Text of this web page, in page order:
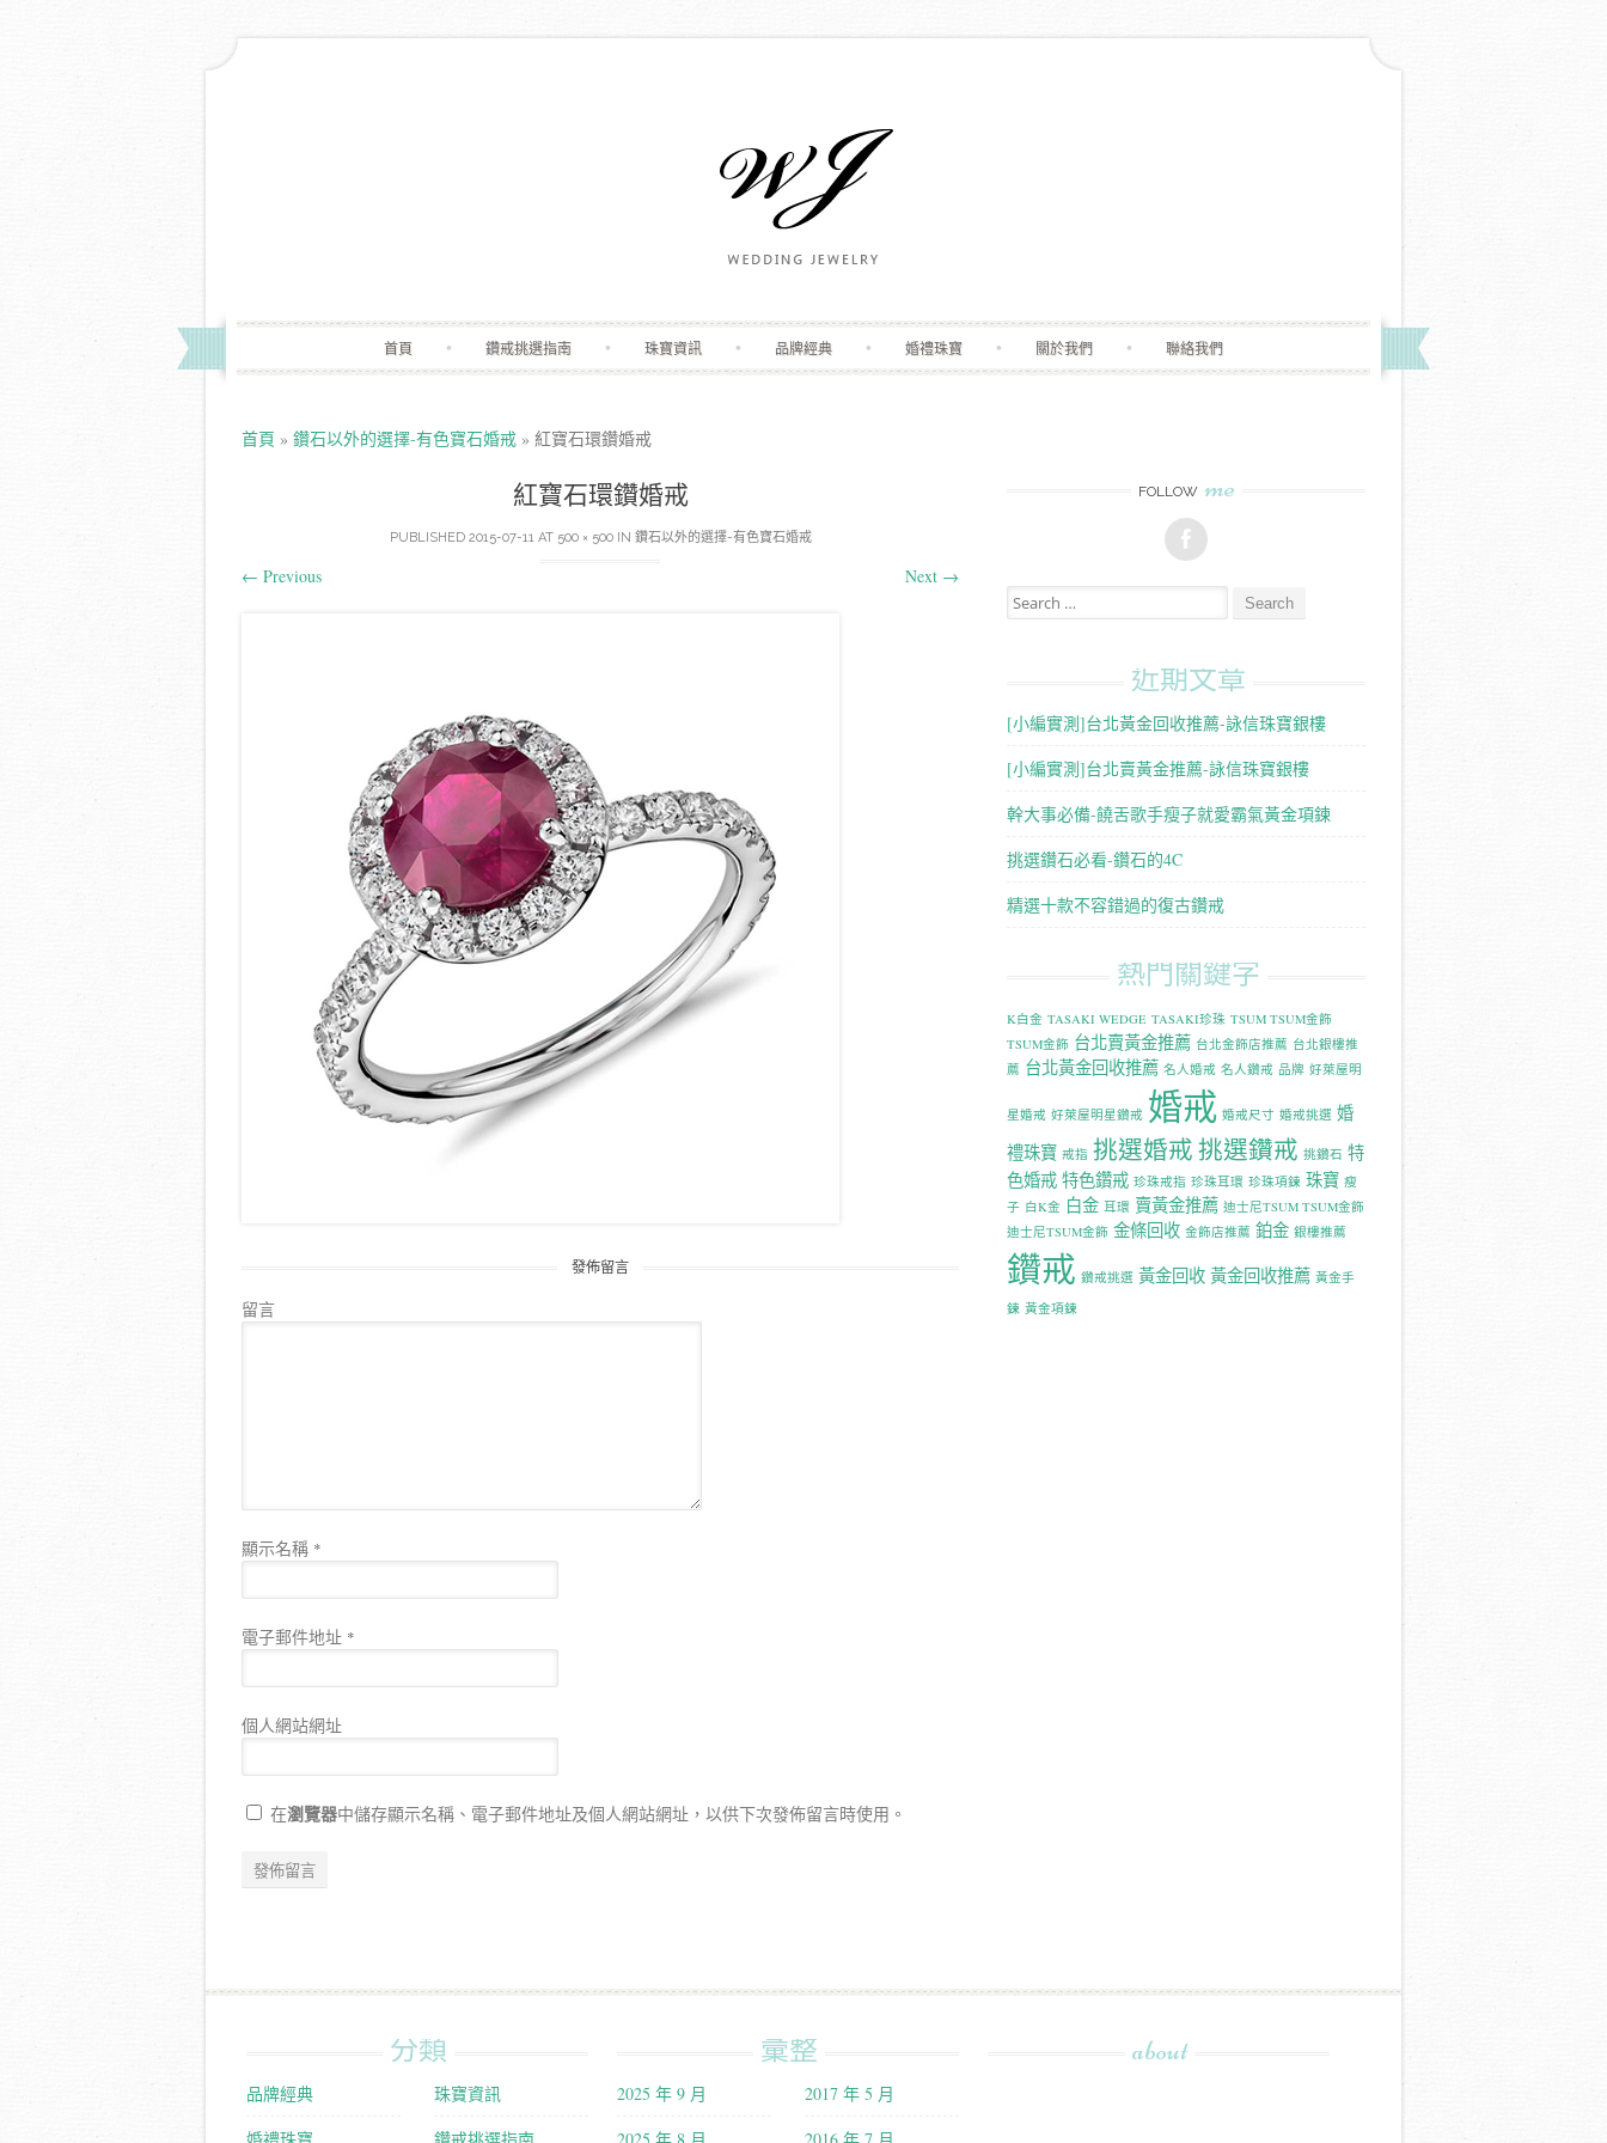
首頁 鑽戒挑選指南 珠寶資訊 品牌經典 婚禮珠寶 關於我們 聯絡我們
首頁 » 鑽石以外的選擇-有色寶石婚戒 » 紅寶石環鑽婚戒
紅寶石環鑽婚戒
PUBLISHED 2015-07-11AT 500 × 500IN 鑽石以外的選擇-有色寶石婚戒
← Previous Next →
發佈留言
留言
顯示名稱 *
電子郵件地址 *
個人網站網址
在瀏覽器中儲存顯示名稱、電子郵件地址及個人網站網址，以供下次發佈留言時使用。
FOLLOW me
Search for:
近期文章
[小編實測]台北黃金回收推薦-詠信珠寶銀樓
[小編實測]台北賣黃金推薦-詠信珠寶銀樓
幹大事必備-饒舌歌手瘦子就愛霸氣黃金項鍊
挑選鑽石必看-鑽石的4C
精選十款不容錯過的復古鑽戒
熱門關鍵字
K白金 TASAKI WEDGE TASAKI珍珠 TSUM TSUM金飾
TSUM金飾 台北賣黃金推薦 台北金飾店推薦 台北銀樓推
薦 台北黃金回收推薦 名人婚戒 名人鑽戒 品牌 好萊屋明
星婚戒 好萊屋明星鑽戒 婚戒 婚戒尺寸 婚戒挑選 婚
禮珠寶 戒指 挑選婚戒挑選鑽戒 挑鑽石 特
色婚戒 特色鑽戒 珍珠戒指 珍珠耳環 珍珠項鍊 珠寶 瘦
子 白K金 白金 耳環 賣黃金推薦 迪士尼TSUM TSUM金飾
迪士尼TSUM金飾 金條回收 金飾店推薦 鉑金 銀樓推薦
鑽戒 鑽戒挑選 黃金回收 黃金回收推薦 黃金手
鍊 黃金項鍊
分類
品牌經典
珠寶資訊
彙整
2025 年 9 月
2017 年 5 月
about